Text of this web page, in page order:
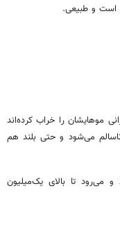
است و طبیعی.
موهایشان را خراب کرده‌اند
می‌شود و حتی بلند هم
می‌شود و می‌رود تا بالای یک‌میلیون